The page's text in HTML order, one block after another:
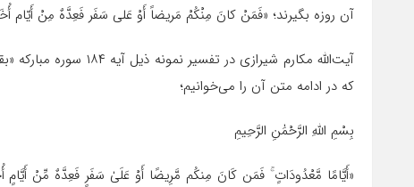
آن روزه بگیرند؛ «فَمَنْ کانَ مِنْکُمْ مَریضاً أَوْ عَلى سَفَر فَعِدَّهٌ مِنْ أَیّام
آیت‌الله مکارم شیرازی
که در ادامه متن آن را می‌خوانیم؛
بِسْمِ اللَّهِ الرَّحْمَٰنِ الرَّحِیمِ
«أَیَّامًا مَّعْدُودَاتٍ ۚ فَمَن کَانَ مِنکُم مَّرِیضًا أَوْ عَلَىٰ سَفَرٍ فَعِدَّهٌ مِّنْ